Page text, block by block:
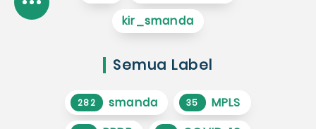
kir_smanda
Semua Label
282 smanda 35 MPLS